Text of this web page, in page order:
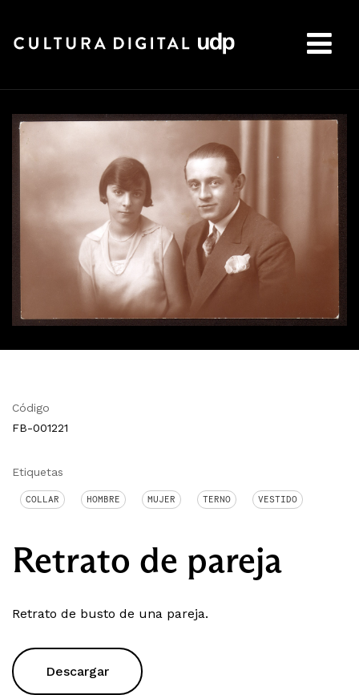
Código
FB-001221
Etiquetas
COLLAR HOMBRE MUJER TERNO VESTIDO
Retrato de pareja
Retrato de busto de una pareja.
Descargar